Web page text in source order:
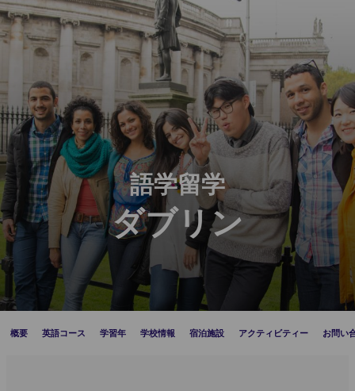
語学留学
ダブリン
概要 英語コース 学習年 学校情報 宿泊施設 アクティビティー お問い